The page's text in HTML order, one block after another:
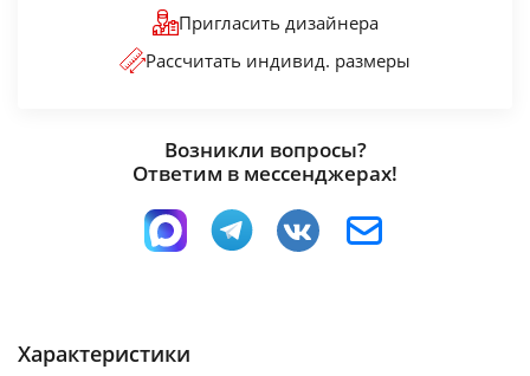
Пригласить дизайнера
Рассчитать индивид. размеры
Возникли вопросы?
Ответим в мессенджерах!
Характеристики